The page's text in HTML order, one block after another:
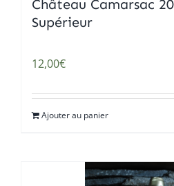
Château Camarsac
Supérieur
12,00€
Ajouter au panier